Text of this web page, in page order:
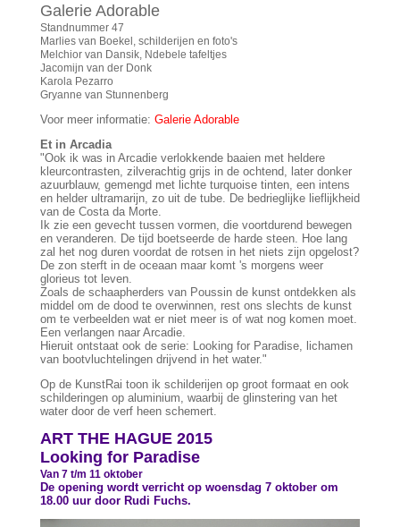
Galerie Adorable
Standnummer 47
Marlies van Boekel, schilderijen en foto's
Melchior van Dansik, Ndebele tafeltjes
Jacomijn van der Donk
Karola Pezarro
Gryanne van Stunnenberg
Voor meer informatie: Galerie Adorable
Et in Arcadia
"Ook ik was in Arcadie verlokkende baaien met heldere
kleurcontrasten, zilverachtig grijs in de ochtend, later donker
azuurblauw, gemengd met lichte turquoise tinten, een intens
en helder ultramarijn, zo uit de tube. De bedrieglijke lieflijkheid
van de Costa da Morte.
Ik zie een gevecht tussen vormen, die voortdurend bewegen
en veranderen. De tijd boetseerde de harde steen. Hoe lang
zal het nog duren voordat de rotsen in het niets zijn opgelost?
De zon sterft in de oceaan maar komt 's morgens weer
glorieus tot leven.
Zoals de schaapherders van Poussin de kunst ontdekken als
middel om de dood te overwinnen, rest ons slechts de kunst
om te verbeelden wat er niet meer is of wat nog komen moet.
Een verlangen naar Arcadie.
Hieruit ontstaat ook de serie: Looking for Paradise, lichamen
van bootvluchtelingen drijvend in het water."
Op de KunstRai toon ik schilderijen op groot formaat en ook
schilderingen op aluminium, waarbij de glinstering van het
water door de verf heen schemert.
ART THE HAGUE 2015
Looking for Paradise
Van 7 t/m 11 oktober
De opening wordt verricht op woensdag 7 oktober om
18.00 uur door Rudi Fuchs.